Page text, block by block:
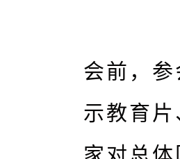
会前，
示教育